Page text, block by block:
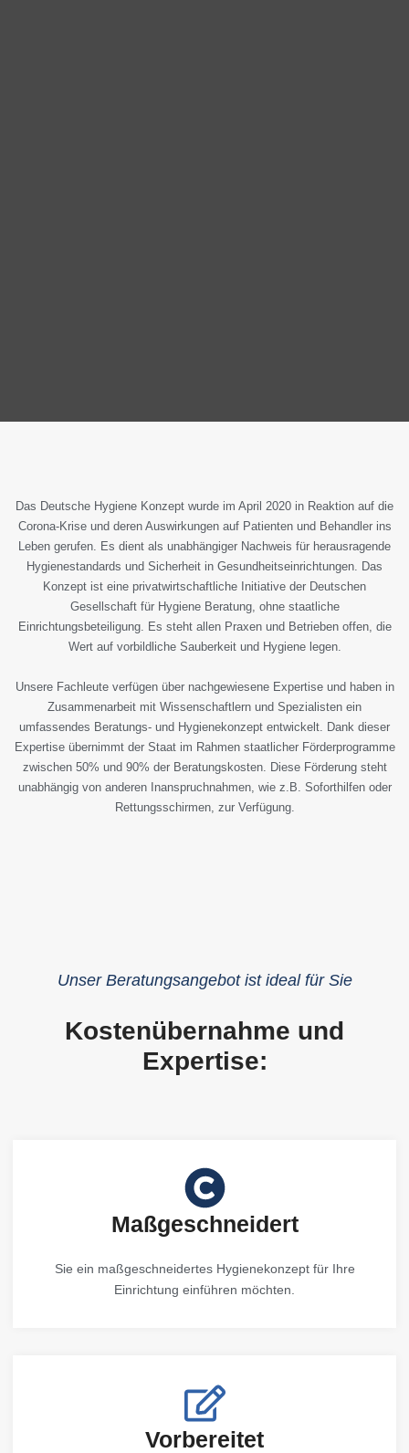
Das Deutsche Hygiene Konzept wurde im April 2020 in Reaktion auf die
Corona-Krise und deren Auswirkungen auf Patienten und Behandler ins
Leben gerufen. Es dient als unabhängiger Nachweis für herausragende
Hygienestandards und Sicherheit in Gesundheitseinrichtungen. Das
Konzept ist eine privatwirtschaftliche Initiative der Deutschen
Gesellschaft für Hygiene Beratung, ohne staatliche
Einrichtungsbeteiligung. Es steht allen Praxen und Betrieben offen, die
Wert auf vorbildliche Sauberkeit und Hygiene legen.
Unsere Fachleute verfügen über nachgewiesene Expertise und haben in
Zusammenarbeit mit Wissenschaftlern und Spezialisten ein
umfassendes Beratungs- und Hygienekonzept entwickelt. Dank dieser
Expertise übernimmt der Staat im Rahmen staatlicher Förderprogramme
zwischen 50% und 90% der Beratungskosten. Diese Förderung steht
unabhängig von anderen Inanspruchnahmen, wie z.B. Soforthilfen oder
Rettungsschirmen, zur Verfügung.
Unser Beratungsangebot ist ideal für Sie
Kostenübernahme und
Expertise:
Maßgeschneidert
Sie ein maßgeschneidertes Hygienekonzept für Ihre
Einrichtung einführen möchten.
Vorbereitet